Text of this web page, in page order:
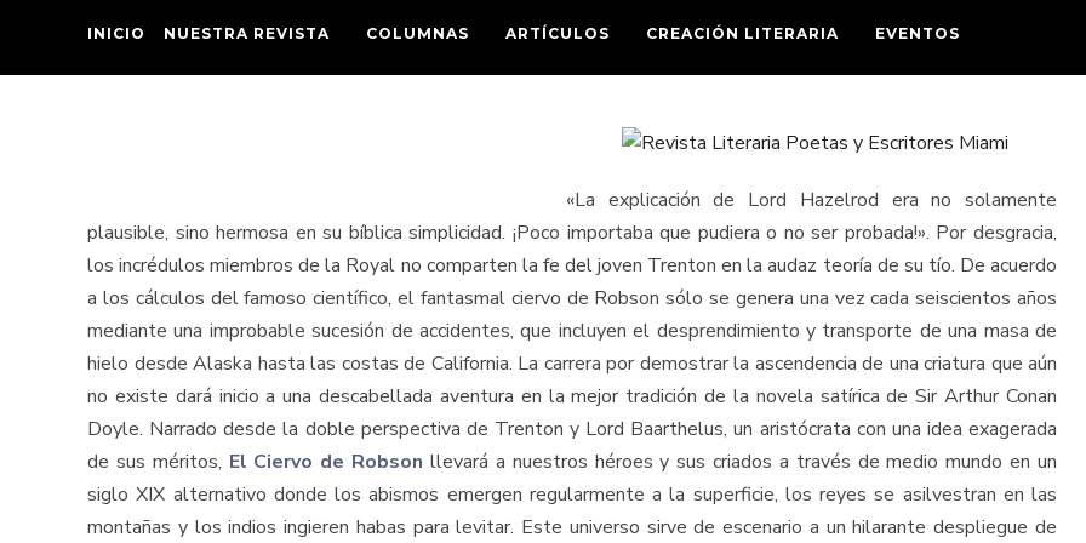
INICIO NUESTRA REVISTA COLUMNAS ARTÍCULOS CREACIÓN LITERARIA EVENTOS
«La explicación de Lord Hazelrod era no solamente
plausible, sino hermosa en su bíblica simplicidad. ¡Poco importaba que pudiera o no ser probada!». Por desgracia,
los incrédulos miembros de la Royal no comparten la fe del joven Trenton en la audaz teoría de su tío. De acuerdo
a los cálculos del famoso científico, el fantasmal ciervo de Robson sólo se genera una vez cada seiscientos años
mediante una improbable sucesión de accidentes, que incluyen el desprendimiento y transporte de una masa de
hielo desde Alaska hasta las costas de California. La carrera por demostrar la ascendencia de una criatura que aún
no existe dará inicio a una descabellada aventura en la mejor tradición de la novela satírica de Sir Arthur Conan
Doyle. Narrado desde la doble perspectiva de Trenton y Lord Baarthelus, un aristócrata con una idea exagerada
de sus méritos, El Ciervo de Robson llevará a nuestros héroes y sus criados a través de medio mundo en un
siglo XIX alternativo donde los abismos emergen regularmente a la superficie, los reyes se asilvestran en las
montañas y los indios ingieren habas para levitar. Este universo sirve de escenario a un hilarante despliegue de